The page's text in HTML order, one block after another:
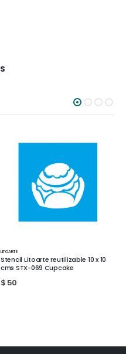
10 x 10
Stencil Litoarte
cms STX-121 Carita